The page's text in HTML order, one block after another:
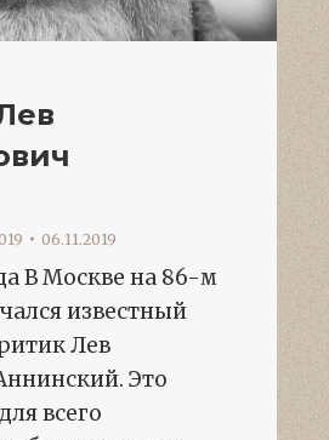
06.11.2019
В Москве на 86-м
известный
Лев
Это
всего